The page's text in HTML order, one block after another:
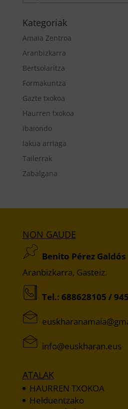
Kategoriak
Amaia Zentroa
Aranbizkarra
Bertsolaritza
Formakuntza
Gazte txokoa
Haurren txokoa
ibaiondo
lakua arriaga
Tailerrak
Zabalgana
NON GAUDE
Benito Pérez Galdós
Aranbizkarra, Gasteiz.
Tel.: 688628105 /
sue.narahksue@ofni
ATALAK
HAURREN TXOKOA
Helduentzako